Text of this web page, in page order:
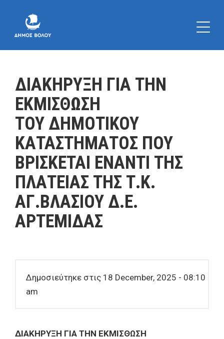
ΔΙΑΚΗΡΥΞΗ ΓΙΑ ΤΗΝ
ΕΚΜΙΣΘΩΣΗ
ΤΟΥ ΔΗΜΟΤΙΚΟΥ
ΚΑΤΑΣΤΗΜΑΤΟΣ ΠΟΥ
ΒΡΙΣΚΕΤΑΙ ΕΝΑΝΤΙ ΤΗΣ
ΠΛΑΤΕΙΑΣ ΤΗΣ Τ.Κ.
ΑΓ.ΒΛΑΣΙΟΥ Δ.Ε.
ΑΡΤΕΜΙΔΑΣ
Δημοσιεύτηκε στις 18 December, 2025 - 08:10
am
ΔΙΑΚΗΡΥΞΗ ΓΙΑ ΤΗΝ ΕΚΜΙΣΘΩΣΗ